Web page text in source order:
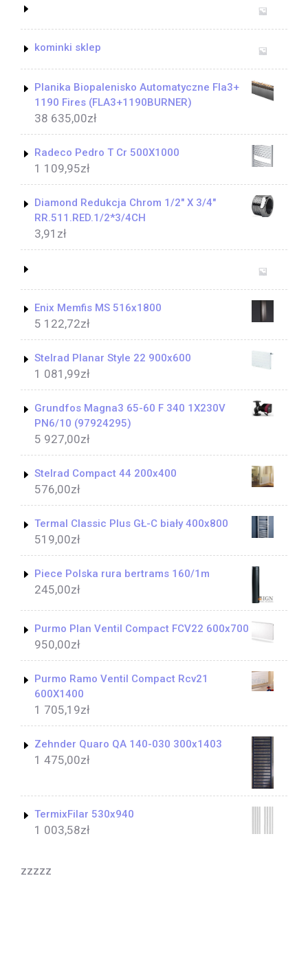
kominki sklep
Planika Biopalenisko Automatyczne Fla3+
1190 Fires (FLA3+1190BURNER)
38 635,00zł
Radeco Pedro T Cr 500X1000
1 109,95zł
Diamond Redukcja Chrom 1/2" X 3/4"
RR.511.RED.1/2*3/4CH
3,91 zł
Enix Memfis MS 516x1800
5 122,72zł
Stelrad Planar Style 22 900x600
1 081,99zł
Grundfos Magna3 65-60 F 340 1X230V
PN6/10 (97924295)
5 927,00zł
Stelrad Compact 44 200x400
576,00zł
Termal Classic Plus GŁ-C biały 400x800
519,00zł
Piece Polska rura bertrams 160/1m
245,00zł
Purmo Plan Ventil Compact FCV22 600x700
950,00zł
Purmo Ramo Ventil Compact Rcv21
600X1400
1 705,19zł
Zehnder Quaro QA 140-030 300x1403
1 475,00zł
TermixFilar 530x940
1 003,58zł
zzzzz